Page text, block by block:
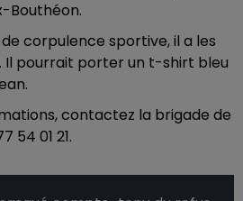
Bouthéon.
corpulence sportive, il a les
Il pourrait porter un t-shirt bleu
contactez la brigade de
54 01 21.